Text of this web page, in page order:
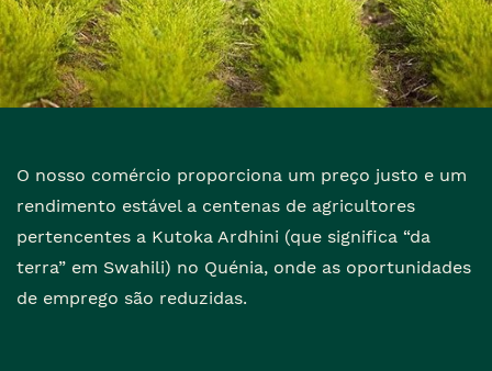
O nosso comércio proporciona um preço justo e um
rendimento estável a centenas de agricultores
pertencentes a Kutoka Ardhini (que significa “da
terra” em Swahili) no Quénia, onde as oportunidades
de emprego são reduzidas.